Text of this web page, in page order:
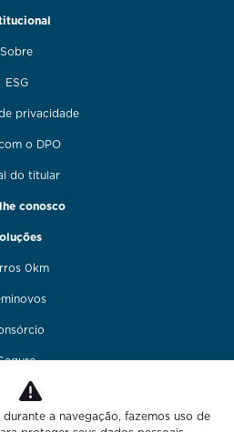
Sobre
ESG
privacidade
o DPO
do titular
conosco
0km
e pinturaa navegação, fazemos uso de